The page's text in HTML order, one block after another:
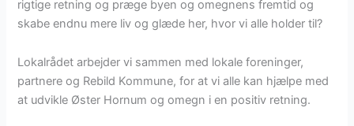
rigtige retning og præge byen og omegnens fremtid og
skabe endnu mere liv og glæde her, hvor vi alle holder til?
Lokalrådet arbejder vi sammen med lokale foreninger,
partnere og Rebild Kommune, for at vi alle kan hjælpe med
at udvikle Øster Hornum og omegn i en positiv retning.